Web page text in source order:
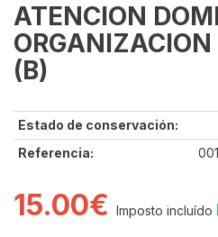
ATENCION
(B)
Estado de conservación:
Referencia:
15.00€ Imposto incluído